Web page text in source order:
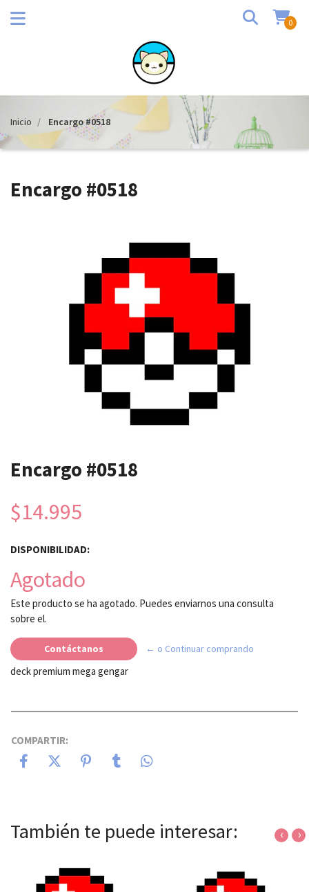
0
Inicio Encargo #0518
Encargo #0518
Encargo #0518
$14.995
DISPONIBILIDAD:
Agotado
Este producto se ha agotado. Puedes enviarnos una consulta
sobre el.
Contáctanos ← o Continuar comprando
deck premium mega gengar
COMPARTIR:
También te puede interesar: ‹ ›